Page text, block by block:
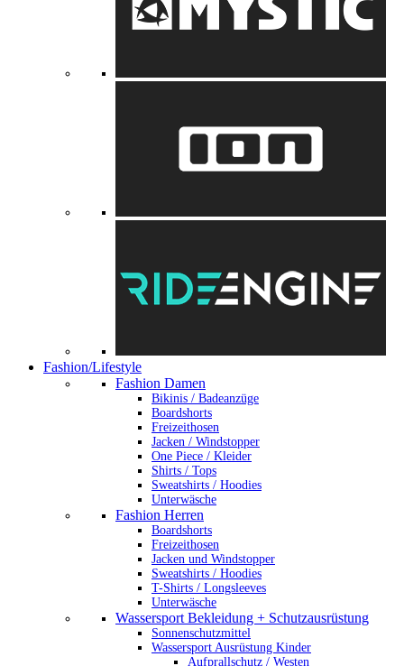
Fashion/Lifestyle
Fashion Damen
Bikinis / Badeanzüge
Boardshorts
Freizeithosen
Jacken / Windstopper
One Piece / Kleider
Shirts / Tops
Sweatshirts / Hoodies
Unterwäsche
Fashion Herren
Boardshorts
Freizeithosen
Jacken und Windstopper
Sweatshirts / Hoodies
T-Shirts / Longsleeves
Unterwäsche
Wassersport Bekleidung + Schutzausrüstung
Sonnenschutzmittel
Wassersport Ausrüstung Kinder
Aufprallschutz / Westen